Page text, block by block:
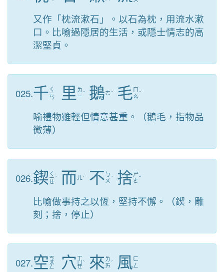
又作「枕流漱石」。以石為枕，用流水漱
口。比喻過隱居的生活，或隱士情志的高
潔堅貞。
025.千 ㄑ
ㄧ
ㄢ 里 ㄌ
ㄧˇ 鵝ㄜ ˊ 毛 ㄇ
ㄠ ˊ
喻禮物雖輕但情意甚重。（鵝毛，指物品
微薄）
026.鍥 ㄑ
ㄧ
ㄝ
ˋ 而 ㄦ ˊ 不 ㄅ
ㄨ ˋ 捨ㄕ
ㄜˇ
比喻做事持之以恆，堅持不懈。（鍥，雕
刻；捨，停止）
027.空 ㄎ
ㄨ
ㄥ 穴 ㄒ
ㄩ
ㄝ
ˋ 來 ㄌ
ㄞ ˊ 風 ㄈ
ㄥ